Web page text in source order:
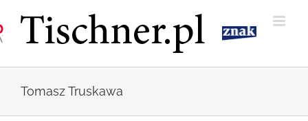
zawartości
Tomasz Truskawa